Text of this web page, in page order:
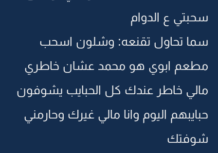
سحبتي ع الدوام
سما تحاول تقنعه: وشلون اسحب
مطعم ابوي هو محمد عشان خاطري
مالي خاطر عندك كل الحبايب يشوفون
حبايبهم اليوم وانا مالي غيرك وحارمني
شوفتك